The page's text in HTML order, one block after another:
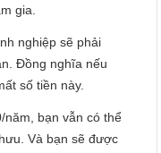
gia.
nghiệp sẽ phải
Đồng nghĩa nếu
số tiền này.
bạn vẫn có thể
Và bạn sẽ được